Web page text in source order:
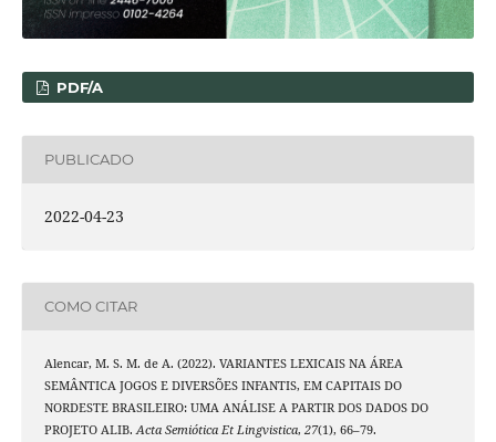
PDF/A
PUBLICADO
2022-04-23
COMO CITAR
Alencar, M. S. M. de A. (2022). VARIANTES LEXICAIS NA ÁREA
SEMÂNTICA JOGOS E DIVERSÕES INFANTIS, EM CAPITAIS DO
NORDESTE BRASILEIRO: UMA ANÁLISE A PARTIR DOS DADOS DO
PROJETO ALIB. Acta Semiótica Et Lingvistica, 27(1), 66–79.